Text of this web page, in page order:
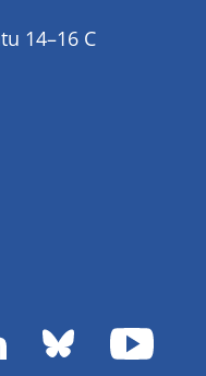
14–16 C